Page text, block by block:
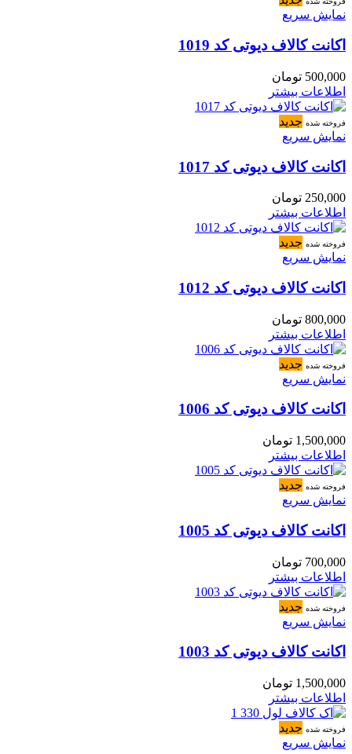
نمایش سریع
اکانت کالاف دیوتی کد 1019
500,000 تومان
اطلاعات بیشتر
فروخته شده جدید
نمایش سریع
اکانت کالاف دیوتی کد 1017
250,000 تومان
اطلاعات بیشتر
فروخته شده جدید
نمایش سریع
اکانت کالاف دیوتی کد 1012
800,000 تومان
اطلاعات بیشتر
فروخته شده جدید
نمایش سریع
اکانت کالاف دیوتی کد 1006
1,500,000 تومان
اطلاعات بیشتر
فروخته شده جدید
نمایش سریع
اکانت کالاف دیوتی کد 1005
700,000 تومان
اطلاعات بیشتر
فروخته شده جدید
نمایش سریع
اکانت کالاف دیوتی کد 1003
1,500,000 تومان
اطلاعات بیشتر
فروخته شده جدید
نمایش سریع